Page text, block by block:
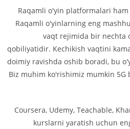
Raqamli o'yin platformalari
Raqamli o'yinlarning eng
vaqt rejimida bir nechta
qobiliyatidir. Kechikish vaqtini
doimiy ravishda oshib boradi, bu
Biz muhim ko'rishimiz mumkin
Coursera, Udemy, Teachable,
kurslarni yaratish uchun